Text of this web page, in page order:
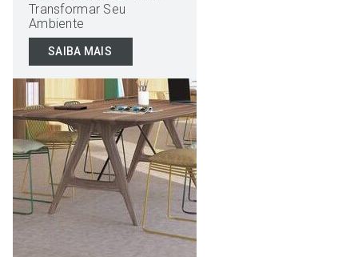
Transformar Seu
Ambiente
SAIBA MAIS